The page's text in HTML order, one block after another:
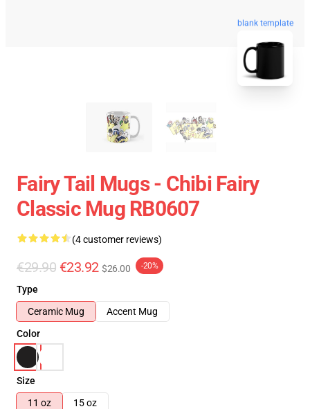
blank template
Fairy Tail Mugs - Chibi Fairy
Classic Mug RB0607
(4 customer reviews)
€29.90 €23.92 $26.00 -20%
Type
Ceramic Mug
Accent Mug
Color
Size
11 oz
15 oz